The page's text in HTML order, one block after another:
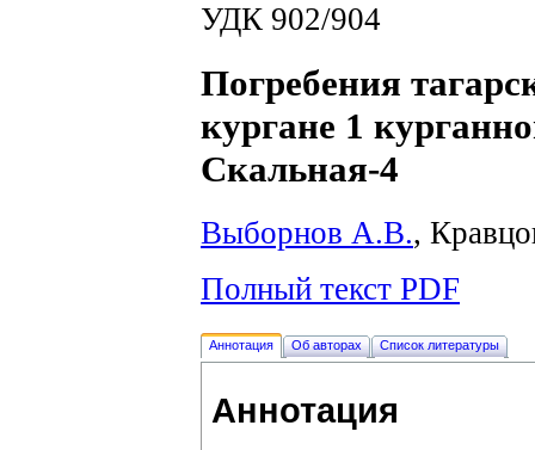
УДК 902/904
Погребения
кургане 1
Скальная-4
Выборнов А.В.,
Полный текст PDF
Аннотация Об авторах Список литературы
Аннотация